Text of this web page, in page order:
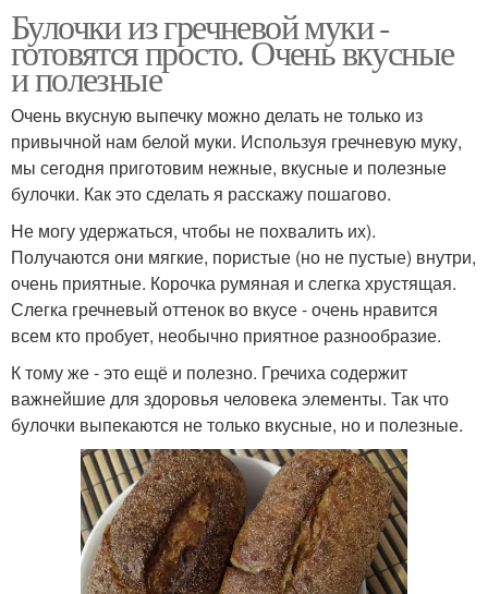
Булочки из гречневой муки -
готовятся просто. Очень вкусные
и полезные
Очень вкусную выпечку можно делать не только из
привычной нам белой муки. Используя гречневую муку,
мы сегодня приготовим нежные, вкусные и полезные
булочки. Как это сделать я расскажу пошагово.
Не могу удержаться, чтобы не похвалить их).
Получаются они мягкие, пористые (но не пустые) внутри,
очень приятные. Корочка румяная и слегка хрустящая.
Слегка гречневый оттенок во вкусе - очень нравится
всем кто пробует, необычно приятное разнообразие.
К тому же - это ещё и полезно. Гречиха содержит
важнейшие для здоровья человека элементы. Так что
булочки выпекаются не только вкусные, но и полезные.